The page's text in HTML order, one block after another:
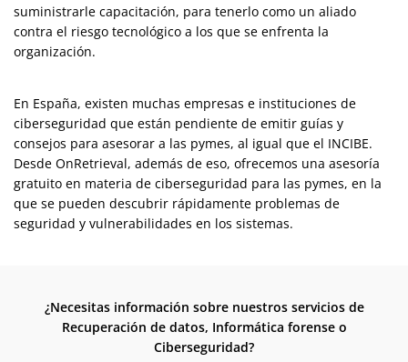
suministrarle capacitación, para tenerlo como un aliado
contra el riesgo tecnológico a los que se enfrenta la
organización.
En España, existen muchas empresas e instituciones de
ciberseguridad que están pendiente de emitir guías y
consejos para asesorar a las pymes, al igual que el INCIBE.
Desde OnRetrieval, además de eso, ofrecemos una asesoría
gratuito en materia de ciberseguridad para las pymes, en la
que se pueden descubrir rápidamente problemas de
seguridad y vulnerabilidades en los sistemas.
¿Necesitas información sobre nuestros servicios de
Recuperación de datos, Informática forense o
Ciberseguridad?